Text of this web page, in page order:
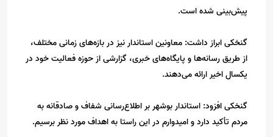
پیش‌بینی شده است.
گنخکی ابراز داشت: معاونین استاندار نیز در بازه‌های زمانی مختلف،
از طریق رسانه‌ها و پایگاه‌های خبری، گزارشی از حوزه فعالیت خود در
یکسال اخیر ارائه می‌دهند.
گنخکی افزود: استاندار بوشهر بر اطلاع‌رسانی شفاف و صادقانه به
مردم تأکید دارد و امیدوارم در این راستا به اهداف مورد نظر برسیم.